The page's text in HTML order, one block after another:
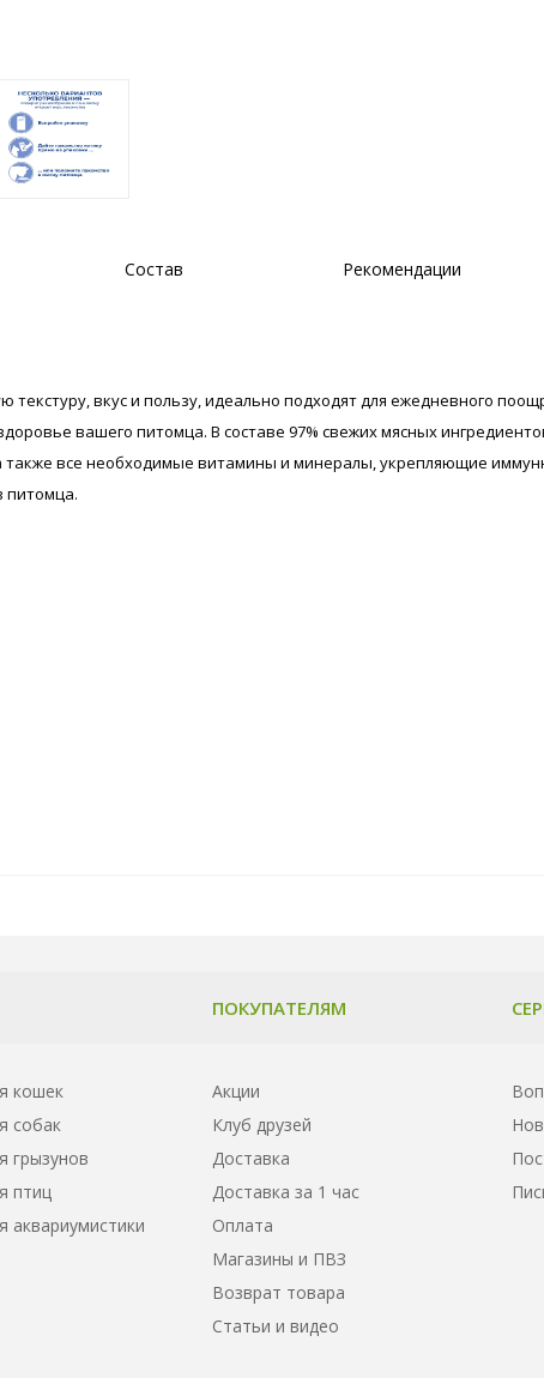
Состав Рекомендации
вкус и пользу, идеально подходят для ежедневного
вашего питомца. В составе 97% свежих мясных
все необходимые витамины и минералы, укрепляющие
питомца.
кошек
собак
грызунов
птиц
аквариумистики
ПОКУПАТЕЛЯМ
Акции
Клуб друзей
Доставка
Доставка за 1 час
Оплата
Магазины и ПВЗ
Возврат товара
Статьи и видео